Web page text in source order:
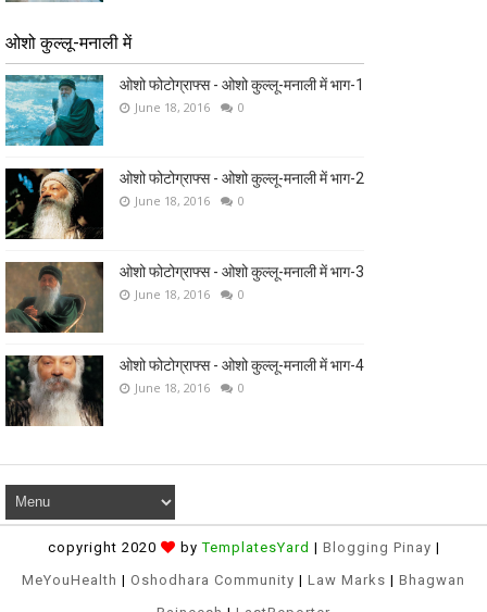
ओशो कुल्लू-मनाली में
ओशो फोटोग्राफ्स - ओशो कुल्लू-मनाली में भाग-1
June 18, 2016 0
ओशो फोटोग्राफ्स - ओशो कुल्लू-मनाली में भाग-2
June 18, 2016 0
ओशो फोटोग्राफ्स - ओशो कुल्लू-मनाली में भाग-3
June 18, 2016 0
ओशो फोटोग्राफ्स - ओशो कुल्लू-मनाली में भाग-4
June 18, 2016 0
copyright 2020 byTemplatesYard | Blogging Pinay |
MeYouHealth | Oshodhara Community | Law Marks | Bhagwan